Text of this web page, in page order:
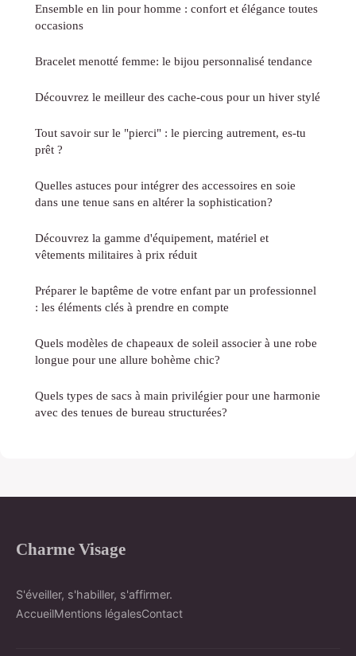
Ensemble en lin pour homme : confort et élégance toutes
occasions
Bracelet menotté femme: le bijou personnalisé tendance
Découvrez le meilleur des cache-cous pour un hiver stylé
Tout savoir sur le "pierci" : le piercing autrement, es-tu
prêt ?
Quelles astuces pour intégrer des accessoires en soie
dans une tenue sans en altérer la sophistication?
Découvrez la gamme d'équipement, matériel et
vêtements militaires à prix réduit
Préparer le baptême de votre enfant par un professionnel
: les éléments clés à prendre en compte
Quels modèles de chapeaux de soleil associer à une robe
longue pour une allure bohème chic?
Quels types de sacs à main privilégier pour une harmonie
avec des tenues de bureau structurées?
Charme Visage
S'éveiller, s'habiller, s'affirmer.
AccueilMentions légalesContact